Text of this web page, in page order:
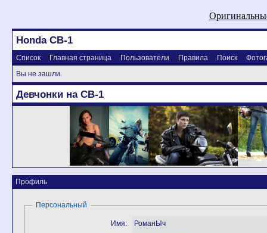
Honda CB-1
Список Главная страница Пользователи Правила Поиск
Вы не зашли.
Девчонки на CB-1
Профиль
Персональный
Имя:
РоманЫч